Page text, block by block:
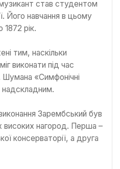
музикант став студентом
Його навчання в цьому
1872 рік.
тим, наскільки
виконати під час
Шумана «Симфонічні
Зарембський був
високих нагород. Перша –
консерваторії, а друга